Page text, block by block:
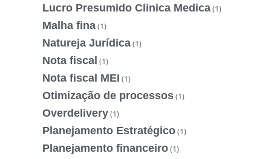
Lucro Presumido Clinica Medica(1)
Malha fina(1)
Natureja Jurídica(1)
Nota fiscal (1)
Nota fiscal MEI (1)
Otimização de processos(1)
Overdelivery(1)
Planejamento Estratégico(1)
Planejamento financeiro(1)